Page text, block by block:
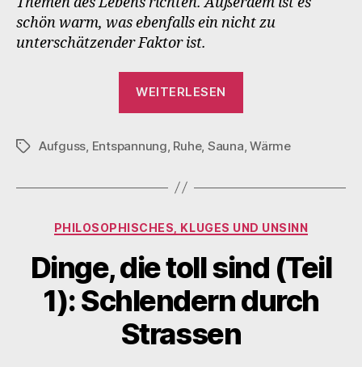
schön warm, was ebenfalls ein nicht zu
unterschätzender Faktor ist.
WEITERLESEN
Schlagwörter
Aufguss Entspannung Ruhe, Sauna ,Wärme
Kategorien
PHILOSOPHISCHES, KLUGES UND UNSINN
Dinge, die toll sind (Teil
1): Schlendern durch
Strassen